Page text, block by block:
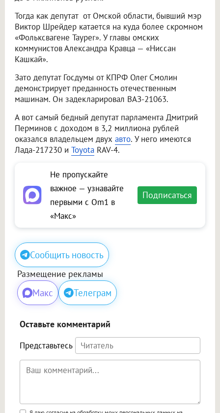
Тогда как депутат от Омской области, бывший мэр
Виктор Шрейдер катается на куда более скромном
«Фольксвагене Tayper». У главы омских
коммунистов Александра Кравца — «Ниссан
Кашкай».
Зато депутат Госдумы от КПРФ Олег Смолин
демонстрирует преданность отечественным
машинам. Он задекларировал ВАЗ-21063.
А вот самый бедный депутат парламента Дмитрий
Перминов с доходом в 3,2 миллиона рублей
оказался владельцем двух авто. У него имеются
Лада-217230 и Toyota RAV-4.
Не пропускайте
важное — узнавайте
первыми с Om1 в
«Макс»
Подписаться
Сообщить новость
Размещение рекламы
Макс Телеграм
Оставьте комментарий
Представьтесь